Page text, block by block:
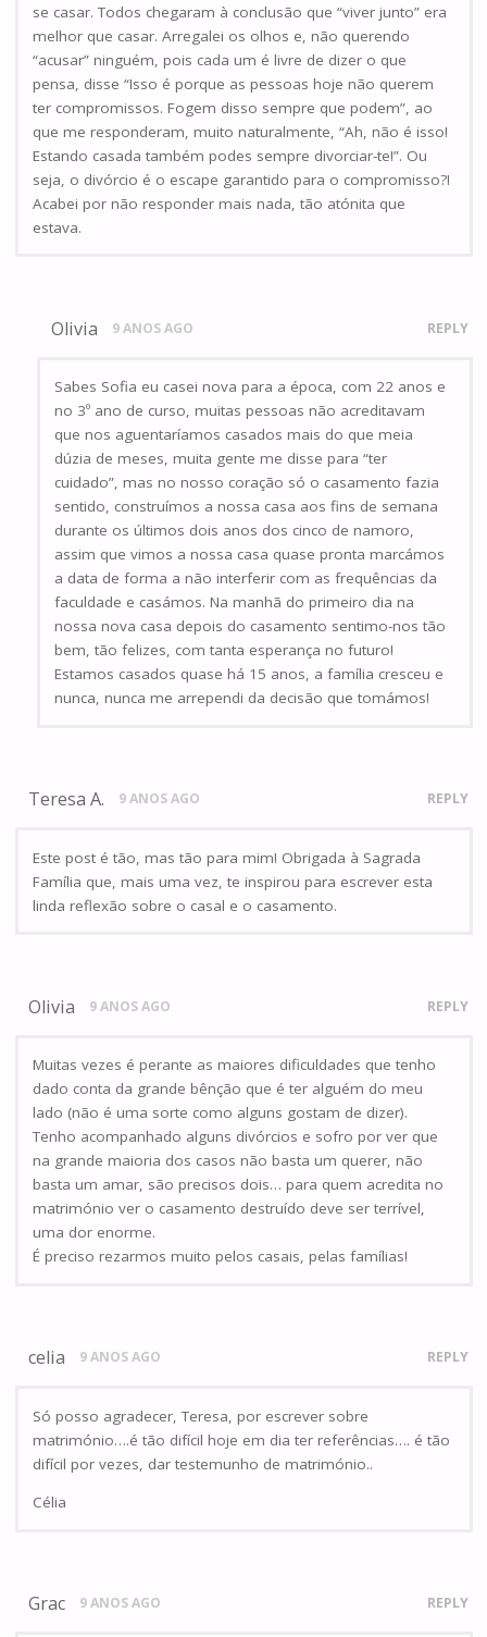
se casar. Todos chegaram à conclusão que “viver junto” era
melhor que casar. Arregalei os olhos e, não querendo
“acusar” ninguém, pois cada um é livre de dizer o que
pensa, disse “Isso é porque as pessoas hoje não querem
ter compromissos. Fogem disso sempre que podem”, ao
que me responderam, muito naturalmente, “Ah, não é isso!
Estando casada também podes sempre divorciar-te!”. Ou
seja, o divórcio é o escape garantido para o compromisso?!
Acabei por não responder mais nada, tão atónita que
estava.
Olivia 9 ANOS AGO REPLY
Sabes Sofia eu casei nova para a época, com 22 anos e
no 3º ano de curso, muitas pessoas não acreditavam
que nos aguentaríamos casados mais do que meia
dúzia de meses, muita gente me disse para “ter
cuidado”, mas no nosso coração só o casamento fazia
sentido, construímos a nossa casa aos fins de semana
durante os últimos dois anos dos cinco de namoro,
assim que vimos a nossa casa quase pronta marcámos
a data de forma a não interferir com as frequências da
faculdade e casámos. Na manhã do primeiro dia na
nossa nova casa depois do casamento sentimo-nos tão
bem, tão felizes, com tanta esperança no futuro!
Estamos casados quase há 15 anos, a família cresceu e
nunca, nunca me arrependi da decisão que tomámos!
Teresa A. 9 ANOS AGO REPLY
Este post é tão, mas tão para mim! Obrigada à Sagrada
Família que, mais uma vez, te inspirou para escrever esta
linda reflexão sobre o casal e o casamento.
Olivia 9 ANOS AGO REPLY
Muitas vezes é perante as maiores dificuldades que tenho
dado conta da grande bênção que é ter alguém do meu
lado (não é uma sorte como alguns gostam de dizer).
Tenho acompanhado alguns divórcios e sofro por ver que
na grande maioria dos casos não basta um querer, não
basta um amar, são precisos dois… para quem acredita no
matrimónio ver o casamento destruído deve ser terrível,
uma dor enorme.
É preciso rezarmos muito pelos casais, pelas famílias!
celia 9 ANOS AGO REPLY
Só posso agradecer, Teresa, por escrever sobre
matrimónio….é tão difícil hoje em dia ter referências…. é tão
difícil por vezes, dar testemunho de matrimónio..
Célia
Grac 9 ANOS AGO REPLY